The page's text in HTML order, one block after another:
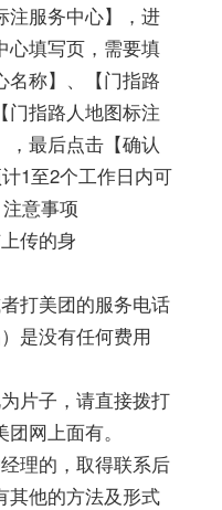
注服务中心】，进
心填写页，需要填
名称】、【门指路
门指路人地图标注
，最后点击【确认
1至2个工作日内可
意事项
传的身
打美团的服务电话
是没有任何费用
片子，请直接拨打
网上面有。
理的，取得联系后
其他的方法及形式